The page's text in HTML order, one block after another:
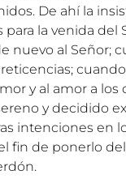
De ahí la
la venida del
nuevo al Señor;
y al amor a
y decidido
intenciones en
fin de ponerlo